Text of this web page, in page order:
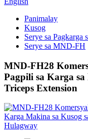
Panimalay
Kusog
Serye sa Pagkarga
Serye sa MND-FH
MND-FH28
Pagpili sa Karga
Triceps Extension